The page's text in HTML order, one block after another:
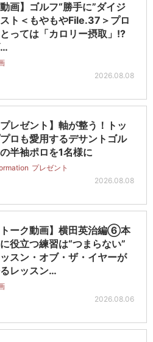
動画】ゴルフ“勝手に”ダイジ
ト＜もやもやFile.37＞プロ
っては「カロリー摂取」!?
2026.08.08
プレゼント】軸が整う！トッ
ロも愛用するデサントゴル
半袖ポロを1名様に
プレゼント
2026.08.08
トーク動画】横田英治編⑥本
役立つ練習は“つまらない”
スン・オブ・ザ・イヤーが
レッスン…
2026.08.06